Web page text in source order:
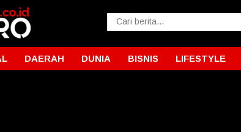
DAERAH DUNIA BISNIS LIFESTYLE